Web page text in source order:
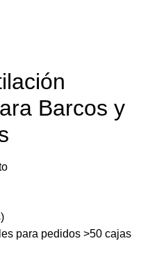
Barcos y
para pedidos >50 cajas